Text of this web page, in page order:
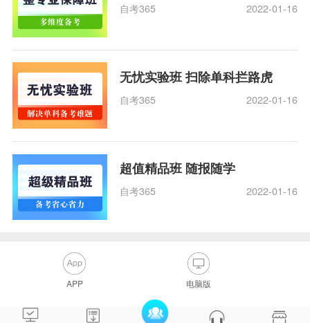
自考365 2022-01-16
无忧实验班 扫除单科拦路虎
自考365 2022-01-16
超值精品班 随报随学
自考365 2022-01-16
APP 电脑版